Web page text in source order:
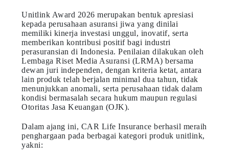
Unitlink Award 2026 merupakan bentuk apresiasi
kepada perusahaan asuransi jiwa yang dinilai
memiliki kinerja investasi unggul, inovatif, serta
memberikan kontribusi positif bagi industri
perasuransian di Indonesia. Penilaian dilakukan oleh
Lembaga Riset Media Asuransi (LRMA) bersama
dewan juri independen, dengan kriteria ketat, antara
lain produk telah berjalan minimal dua tahun, tidak
menunjukkan anomali, serta perusahaan tidak dalam
kondisi bermasalah secara hukum maupun regulasi
Otoritas Jasa Keuangan (OJK).
Dalam ajang ini, CAR Life Insurance berhasil meraih
penghargaan pada berbagai kategori produk unitlink,
yakni: